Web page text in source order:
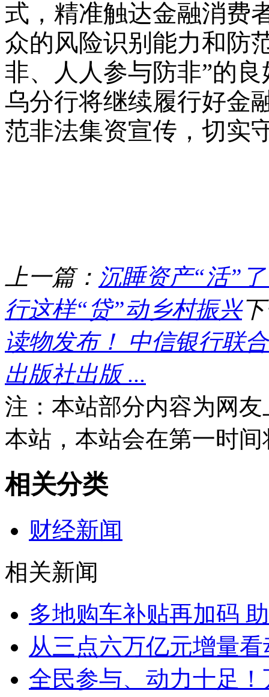
式，精准触达金融消费
众的风险识别能力和防
非、人人参与防非”的
乌分行将继续履行好金
范非法集资宣传，切实
上一篇： 沉睡资产“活”
行这样“贷”动乡村振兴
读物发布！ 中信银行联
出版社出版 ...
注：本站部分内容为网
本站，本站会在第一时
相关分类
财经新闻
相关新闻
多地购车补贴再加码
从三点六万亿元增量
全民参与、动力十足